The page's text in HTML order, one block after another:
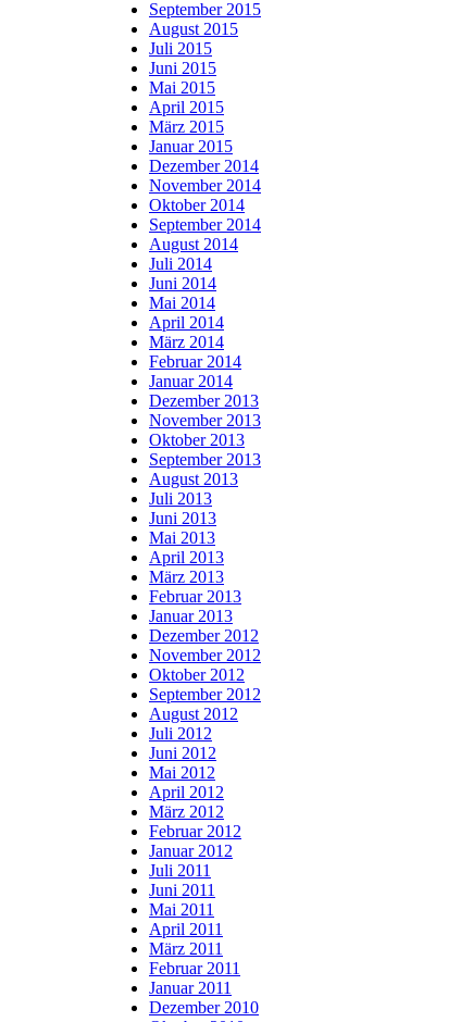
September 2015
August 2015
Juli 2015
Juni 2015
Mai 2015
April 2015
März 2015
Januar 2015
Dezember 2014
November 2014
Oktober 2014
September 2014
August 2014
Juli 2014
Juni 2014
Mai 2014
April 2014
März 2014
Februar 2014
Januar 2014
Dezember 2013
November 2013
Oktober 2013
September 2013
August 2013
Juli 2013
Juni 2013
Mai 2013
April 2013
März 2013
Februar 2013
Januar 2013
Dezember 2012
November 2012
Oktober 2012
September 2012
August 2012
Juli 2012
Juni 2012
Mai 2012
April 2012
März 2012
Februar 2012
Januar 2012
Juli 2011
Juni 2011
Mai 2011
April 2011
März 2011
Februar 2011
Januar 2011
Dezember 2010